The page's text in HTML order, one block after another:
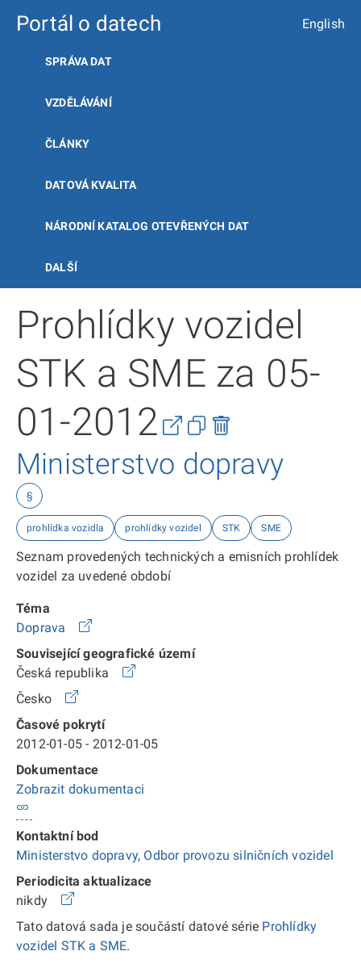
Portál o datech English
SPRÁVA DAT
VZDĚLÁVÁNÍ
ČLÁNKY
DATOVÁ KVALITA
NÁRODNÍ KATALOG OTEVŘENÝCH DAT
DALŠÍ
Prohlídky vozidel
STK a SME za 05-
01-2012
Ministerstvo dopravy
§
prohlídka vozidla prohlídky vozidel STK SME
Seznam provedených technických a emisních prohlídek
vozidel za uvedené období
Téma
Doprava
Související geografické území
Česká republika
Česko
Časové pokrytí
2012-01-05 - 2012-01-05
Dokumentace
Zobrazit dokumentaci
Kontaktní bod
Ministerstvo dopravy, Odbor provozu silničních vozidel
Periodicita aktualizace
nikdy
Tato datová sada je součástí datové série Prohlídky
vozidel STK a SME.